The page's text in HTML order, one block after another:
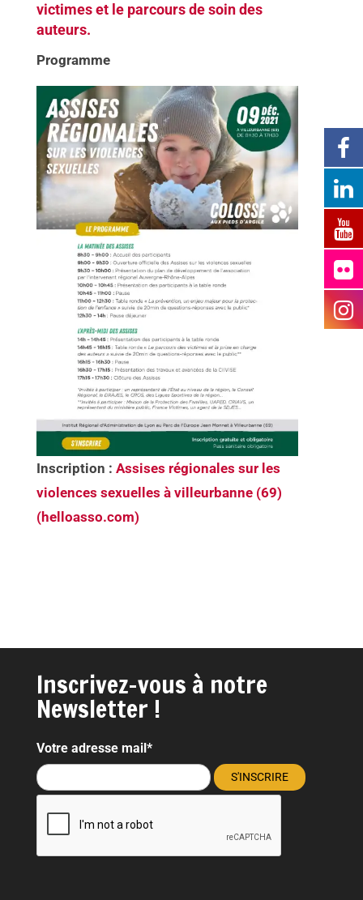
victimes et le parcours de soin des
auteurs.
Programme
Inscription :Assises régionales sur les
violences sexuelles à villeurbanne (69)
(helloasso.com)
Inscrivez-vous à notre
Newsletter !
Votre adresse mail*